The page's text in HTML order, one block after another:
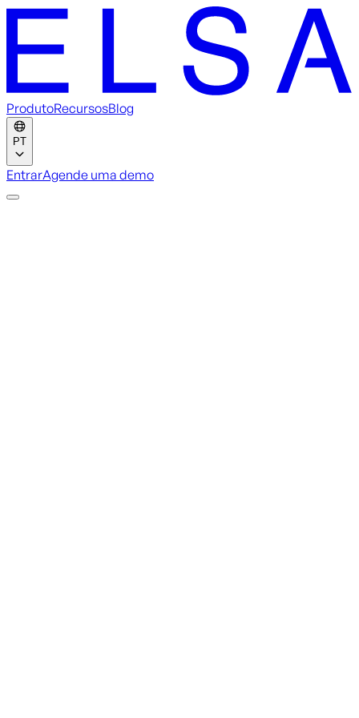
ProdutoRecursosBlog
PT
EntrarAgende uma demo